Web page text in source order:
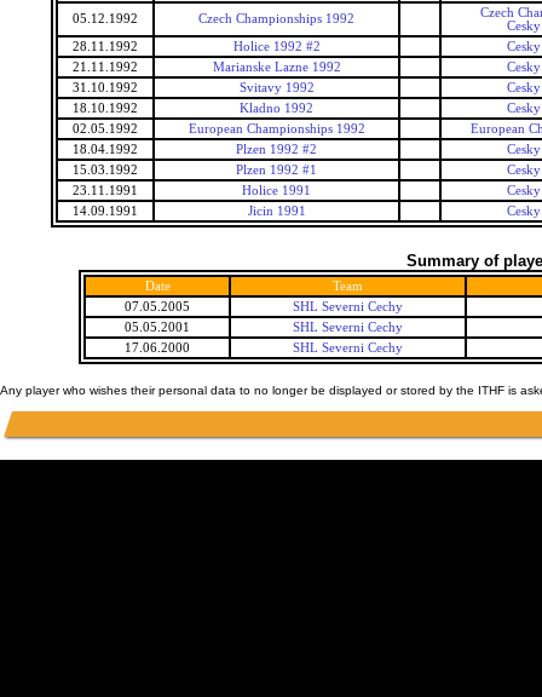
05.12.1992
Czech Championships 1992
Czech
28.11.1992
Holice 1992 #2
21.11.1992
Marianske Lazne 1992
31.10.1992
Svitavy 1992
18.10.1992
Kladno 1992
02.05.1992
European Championships 1992
European
18.04.1992
Plzen 1992 #2
15.03.1992
Plzen 1992 #1
23.11.1991
Holice 1991
14.09.1991
Jicin 1991
Summary of
Date
Team
07.05.2005
SHL Severni Cechy
05.05.2001
SHL Severni Cechy
17.06.2000
SHL Severni Cechy
Any player who wishes their personal data to no longer be displayed or stored by the ITHF is